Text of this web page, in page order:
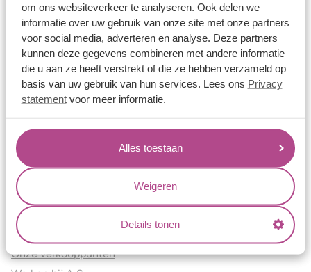
om ons websiteverkeer te analyseren. Ook delen we
informatie over uw gebruik van onze site met onze partners
voor social media, adverteren en analyse. Deze partners
kunnen deze gegevens combineren met andere informatie
die u aan ze heeft verstrekt of die ze hebben verzameld op
basis van uw gebruik van hun services. Lees ons Privacy
statementvoor meer informatie.
Alles toestaan
Weigeren
Details tonen
Over ons
Aller Spanninga
Historie
Certificaten
Blogs
Jouw voordelen
Conflictvrije Materialen
Oneindig veel mogelijkheden
Kwaliteit
Juweliers & Contact
Onze verkooppunten